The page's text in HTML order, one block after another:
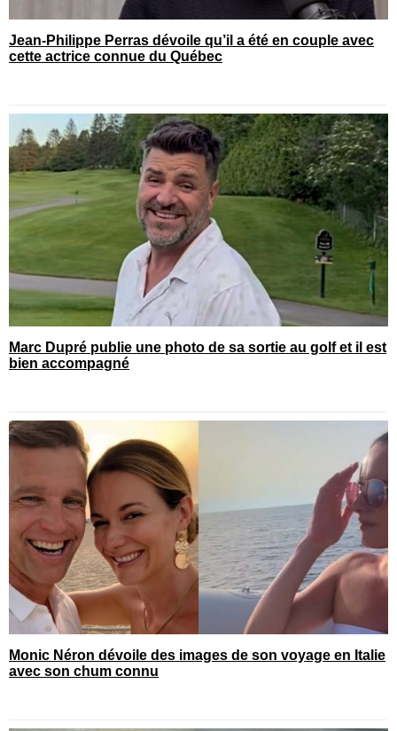
Jean-Philippe Perras dévoile qu’il a été en couple avec
cette actrice connue du Québec
Marc Dupré publie une photo de sa sortie au golf et il est
bien accompagné
Monic Néron dévoile des images de son voyage en Italie
avec son chum connu